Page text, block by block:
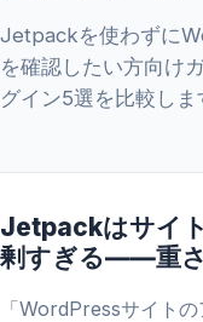
Jetpackを使わずに
を確認したい方向け
グイン5選を比較しま
Jetpackはサイ
剰すぎる――重
「WordPressサイト